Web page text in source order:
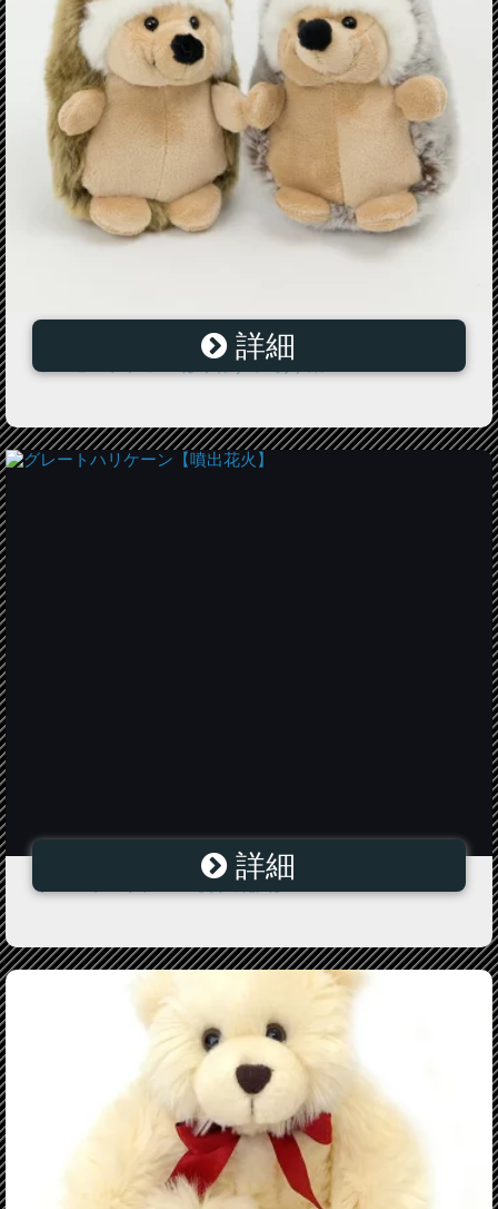
【レリー ぬいぐるみ 14cm ごきげんハリネズミ】LELLY
プレゼント グッズ はりねずみ■あす楽
詳細
グレートハリケーン【噴出花火】
詳細